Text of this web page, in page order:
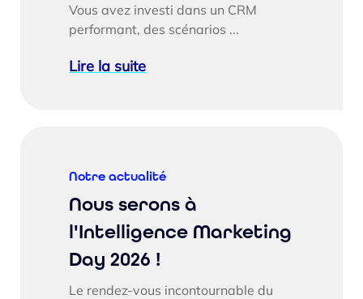
Vous avez investi dans un CRM
performant, des scénarios ...
Lire la suite
Notre actualité
Nous serons à
l'Intelligence Marketing
Day 2026 !
Le rendez-vous incontournable du